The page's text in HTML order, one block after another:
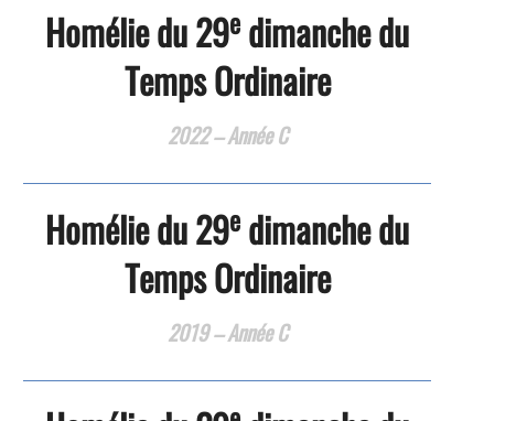
Homélie du 29e dimanche du
Temps Ordinaire
2022 – Année C
Homélie du 29e dimanche du
Temps Ordinaire
2019 – Année C